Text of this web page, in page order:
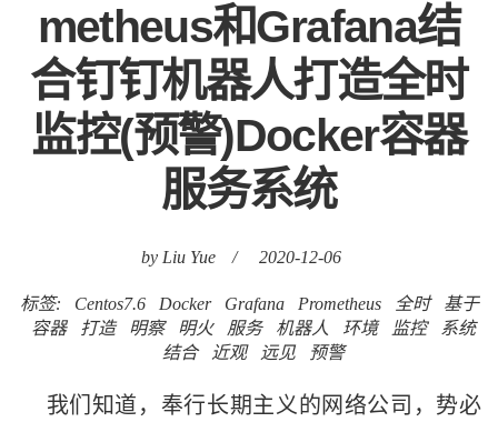
metheus和Grafana结
合钉钉机器人打造全时
监控(预警)Docker容器
服务系统
by Liu Yue / 2020-12-06
标签: Centos7.6 Docker Grafana Prometheus 全时
基于
容器
打造 明察 明火 服务 机器人 环境 监控
系统
结合
近观 远见 预警
我们知道，奉行长期主义的网络公司，势必